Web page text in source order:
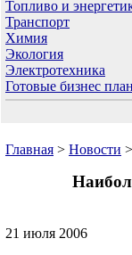
Топливо и
Транспорт
Химия
Экология
Электротехника
Готовые бизнес
Главная > Новости >
21 июля 2006